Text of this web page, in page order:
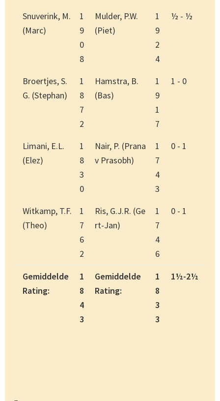
Snuverink, M.
(Marc)
1
9
0
8
Mulder, P.W.
(Piet)
1
9
2
4
½ - ½
Broertjes, S.
G. (Stephan)
1
8
7
2
Hamstra, B.
(Bas)
1
9
1
7
1 - 0
Limani, E.L.
(Elez)
1
8
3
0
Nair, P. (Prana
v Prasobh)
1
7
4
3
0 - 1
Witkamp, T.F.
(Theo)
1
7
6
2
Ris, G.J.R. (Ge
rt-Jan)
1
7
4
6
0 - 1
Gemiddelde
Rating:
1
8
4
3
Gemiddelde
Rating:
1
8
3
3
1½-2½